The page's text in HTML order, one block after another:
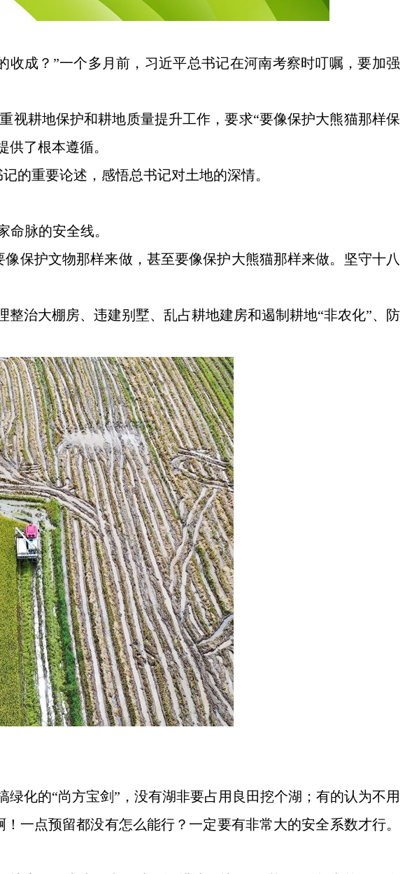
成？”一个多月前，习近平总书记在河南考察时叮嘱，要加强
视耕地保护和耕地质量提升工作，要求“要像保护大熊猫那样保
供了根本遵循。
的重要论述，感悟总书记对土地的深情。
脉的安全线。
保护文物那样来做，甚至要像保护大熊猫那样来做。坚守十八
治大棚房、违建别墅、乱占耕地建房和遏制耕地“非农化”、防
化的“尚方宝剑”，没有湖非要占用良田挖个湖；有的认为不用
一点预留都没有怎么能行？一定要有非常大的安全系数才行。